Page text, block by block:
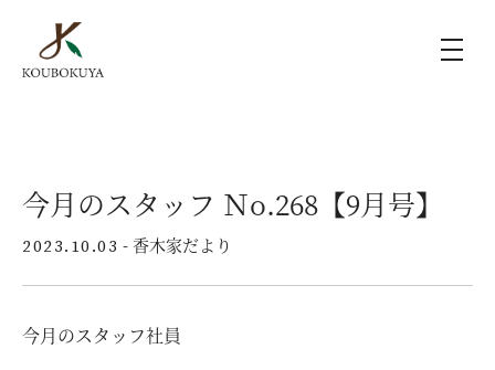
施工事例
ラインナップ
モデルハウス（KOUBOX）
今月のスタッフ Ｎo.268【9月号】
2023.10.03 - 香木家だより
今月のスタッフ社員